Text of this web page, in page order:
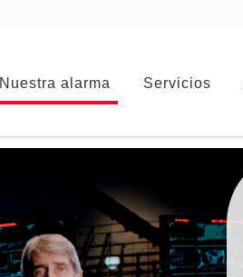
Nuestra alarma Servicios